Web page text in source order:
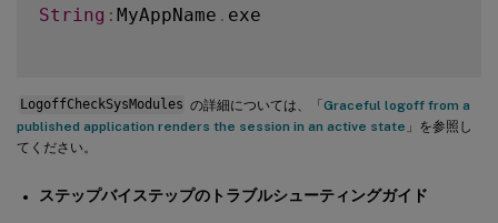
String : MyAppName . exe
LogoffCheckSysModules の詳細については、「Graceful logoff from a
published application renders the session in an active state 」を参照し
てください。
ステップバイステップのトラブルシューティングガイド